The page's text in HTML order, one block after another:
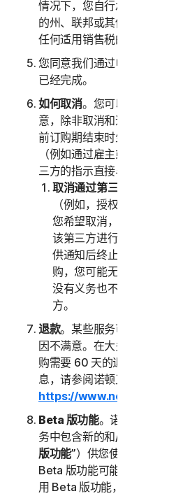
情况下，您自行承担可能与您
的州、联邦或其他税费。我们
任何适用销售税的权利。
您同意我们通过电子邮件向您
已经完成。
如何取消。您可以随时取消或
意，除非取消和退款政策中另
前订购期结束时生效。如果您
（例如通过雇主或其他第三
三方的指示直接与该第三方终
取消通过第三方进行的订购
（例如，授权经销商或您
您希望取消，则您必须按
该第三方进行终止。我们
供通知后终止您的订购。
购，您可能无权获得我们
没有义务也不会将您支付
方。
退款。某些服务可能会提供退
因不满意。在大多数情况下，
购需要 60 天的退款期限。有
息，请参阅诺顿卫复客的取消
https://www.norton.com/
Beta 版功能。诺顿卫复客可
务中包含新的和/或更新的
版功能”）供您使用，并且允
Beta 版功能可能需要付费。
用 Beta 版功能，并且诺顿卫